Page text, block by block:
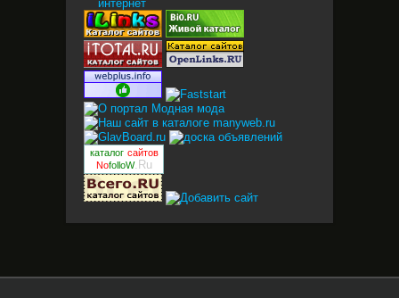
каталог сайтов
NofolloW.Ru